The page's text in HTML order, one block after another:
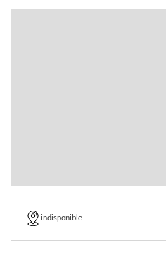
indisponible